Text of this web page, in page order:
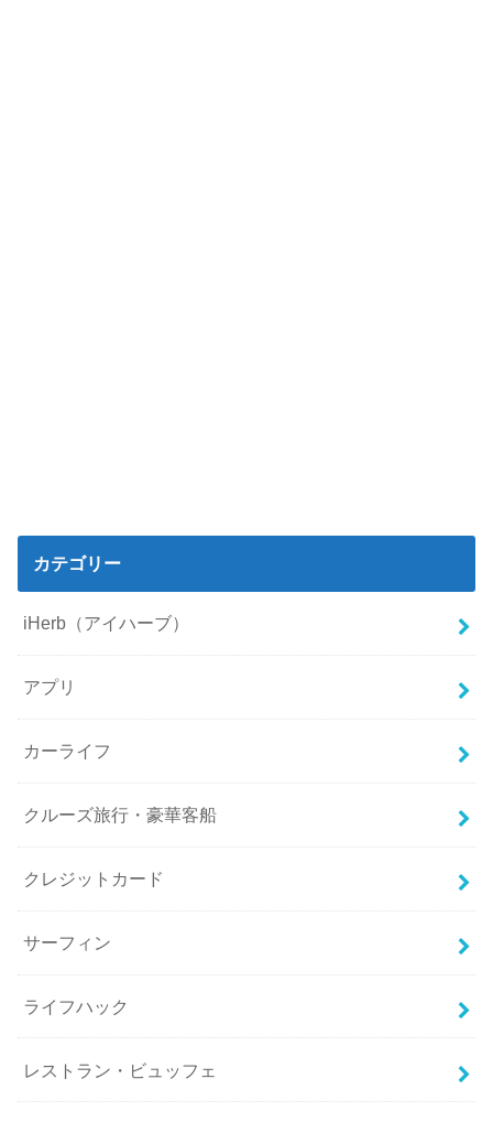
カテゴリー
iHerb（アイハーブ）
アプリ
カーライフ
クルーズ旅行・豪華客船
クレジットカード
サーフィン
ライフハック
レストラン・ビュッフェ